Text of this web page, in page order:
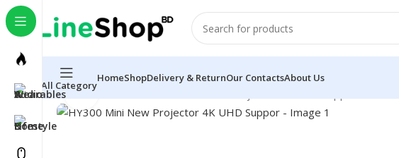
All Category
HomeShopDelivery & ReturnOur ContactsAbout Us
Home Electronics